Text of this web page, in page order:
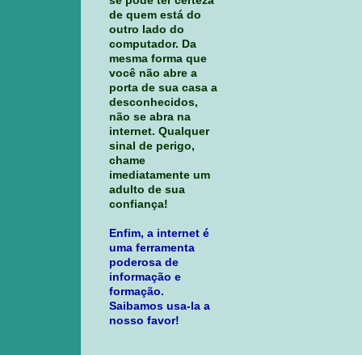
de quem está do
outro lado do
computador. Da
mesma forma que
você não abre a
porta de sua casa a
desconhecidos,
não se abra na
internet. Qualquer
sinal de perigo,
chame
imediatamente um
adulto de sua
confiança!
Enfim, a internet é
uma ferramenta
poderosa de
informação e
formação.
Saibamos usa-la a
nosso favor!